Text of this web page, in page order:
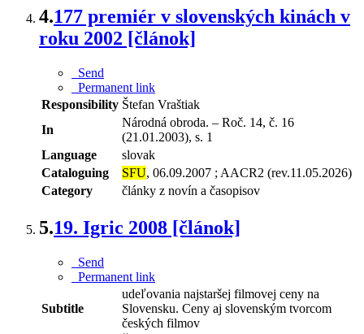
4.177 premiér v slovenských kinách v
roku 2002 [článok]
Send
Permanent link
Responsibility Štefan Vraštiak
In
Národná obroda. – Roč. 14, č. 16
(21.01.2003), s. 1
Language
slovak
Cataloguing
SFU, 06.09.2007 ; AACR2 (rev.11.05.2026)
Category
články z novín a časopisov
5.19. Igric 2008 [článok]
Send
Permanent link
Subtitle
udeľovania najstaršej filmovej ceny na
Slovensku. Ceny aj slovenským tvorcom
českých filmov